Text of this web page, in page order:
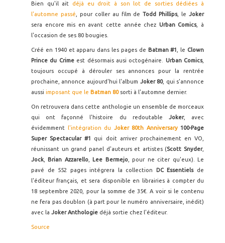
Bien qu'il ait déjà eu droit à son lot de sorties dédiées à
l'automne passé , pour coller au film deTodd Phillips, leJoker
sera encore mis en avant cette année chez Urban Comics, à
l'occasion de ses 80 bougies.
Créé en 1940 et apparu dans les pages de Batman #1 , le Clown
Prince du Crime est désormais ausi octogénaire. Urban Comics,
toujours occupé à dérouler ses annonces pour la rentrée
prochaine, annonce aujourd'hui l'album Joker 80, qui s'annonce
aussi imposant que le Batman 80 sorti à l'automne dernier.
On retrouvera dans cette anthologie un ensemble de morceaux
qui ont façonné l'histoire du redoutable Joker, avec
évidemment l'intégration du Joker 80th Anniversary100-Page
Super Spectacular #1 qui doit arriver prochainement en VO,
réunissant un grand panel d'auteurs et artistes (Scott Snyder,
Jock
Brian Azzarello, Lee Bermejo, pour ne citer qu'eux). Le
pavé de 552 pages intégrera la collection DC Essentiels de
l'éditeur français, et sera disponible en librairies à compter du
18 septembre 2020, pour la somme de 35€. A voir si le contenu
ne fera pas doublon (à part pour le numéro anniversaire, inédit)
avec la Joker Anthologie déjà sortie chez l'éditeur.
Source